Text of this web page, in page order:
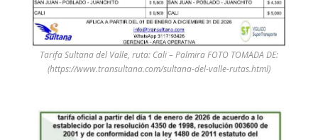
Tarifa Sultana del Valle, ruta: Cali – Palmira FOTO TOMADA DE:
(https://www.transultana.com/sultana-del-valle-rutas.html)